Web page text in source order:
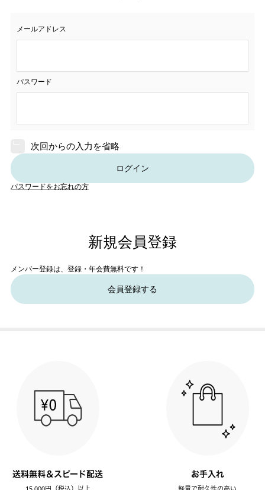
メールアドレス
パスワード
次回からの入力を省略
ログイン
パスワードをお忘れの方
新規会員登録
メンバー登録は、登録・年会費無料です！
会員登録する
送料無料＆スピード配送 お手入れ